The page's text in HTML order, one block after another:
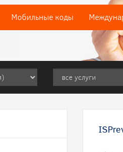
Мобильные коды